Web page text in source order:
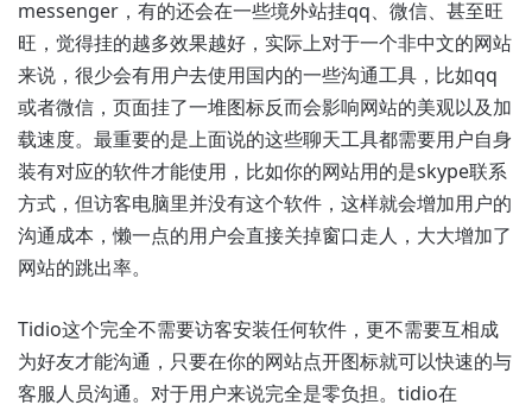
messenger，有的还会在一些境外站挂qq、微信、甚至旺
旺，觉得挂的越多效果越好，实际上对于一个非中文的网站
来说，很少会有用户去使用国内的一些沟通工具，比如qq
或者微信，页面挂了一堆图标反而会影响网站的美观以及加
载速度。最重要的是上面说的这些聊天工具都需要用户自身
装有对应的软件才能使用，比如你的网站用的是skype联系
方式，但访客电脑里并没有这个软件，这样就会增加用户的
沟通成本，懒一点的用户会直接关掉窗口走人，大大增加了
网站的跳出率。
Tidio这个完全不需要访客安装任何软件，更不需要互相成
为好友才能沟通，只要在你的网站点开图标就可以快速的与
客服人员沟通。对于用户来说完全是零负担。tidio在